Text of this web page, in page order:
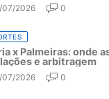
07/2026 0
x Palmeiras: onde
e arbitragem
07/2026 0